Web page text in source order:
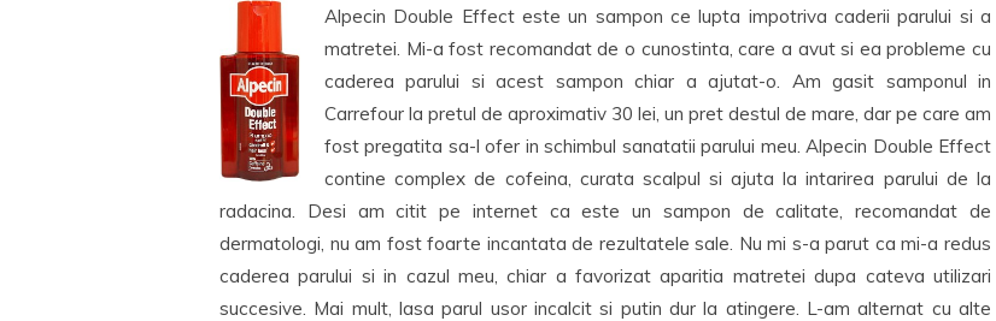
Alpecin Double Effect este un sampon ce lupta impotriva caderii parului si a
matretei. Mi-a fost recomandat de o cunostinta, care a avut si ea probleme cu
caderea parului si acest sampon chiar a ajutat-o. Am gasit samponul in
Carrefour la pretul de aproximativ 30 lei, un pret destul de mare, dar pe care am
fost pregatita sa-l ofer in schimbul sanatatii parului meu. Alpecin Double Effect
contine complex de cofeina, curata scalpul si ajuta la intarirea parului de la
radacina. Desi am citit pe internet ca este un sampon de calitate, recomandat de
dermatologi, nu am fost foarte incantata de rezultatele sale. Nu mi s-a parut ca mi-a redus
caderea parului si in cazul meu, chiar a favorizat aparitia matretei dupa cateva utilizari
succesive. Mai mult, lasa parul usor incalcit si putin dur la atingere. L-am alternat cu alte